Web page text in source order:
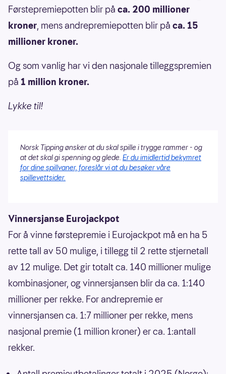
Førstepremiepotten blir på ca. 200 millioner
kroner, mens andrepremiepotten blir på ca. 15
millioner kroner.
Og som vanlig har vi den nasjonale tilleggspremien
på 1 million kroner.
Lykke til!
Norsk Tipping ønsker at du skal spille i trygge rammer - og
at det skal gi spenning og glede. Er du imidlertid bekymret
for dine spillvaner, foreslår vi at du besøker våre
spillevettsider.
Vinnersjanse Eurojackpot
For å vinne førstepremie i Eurojackpot må en ha 5
rette tall av 50 mulige, i tillegg til 2 rette stjernetall
av 12 mulige. Det gir totalt ca. 140 millioner mulige
kombinasjoner, og vinnersjansen blir da ca. 1:140
millioner per rekke. For andrepremie er
vinnersjansen ca. 1:7 millioner per rekke, mens
nasjonal premie (1 million kroner) er ca. 1:antall
rekker.